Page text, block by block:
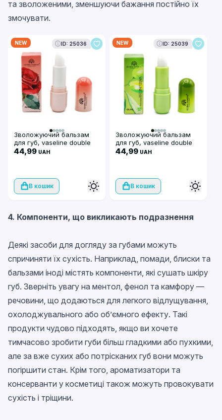
та зволоженими, зменшуючи бажання постійно їх
змочувати.
NEW ID: 25036
Зволожуючий бальзам
для губ, vaseline double
moisturizing lip balm,
44,99 UAH
В кошик
NEW ID: 25039
Зволожуючий бальзам
для губ, vaseline double
moisturizing lip balm,
44,99 UAH
В кошик
4. Компоненти, що викликають подразнення
Деякі засоби для догляду за губами можуть
спричиняти їх сухість. Наприклад, помади, блиски та
бальзами іноді містять компоненти, які сушать шкіру
губ. Зверніть увагу на ментол, фенол та камфору —
речовини, що додаються для легкого відлущування,
охолоджувального або об’ємного ефекту. Такі
продукти чудово підходять, якщо ви хочете
тимчасово зробити губи більш гладкими або пухкими,
але за вже сухих або потрісканих губ вони можуть
погіршити стан. Крім того, ароматизатори та
консерванти у косметиці також можуть провокувати
сухість і тріщини.